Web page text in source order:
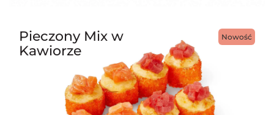
Nowość
Pieczony Mix w
Kawiorze